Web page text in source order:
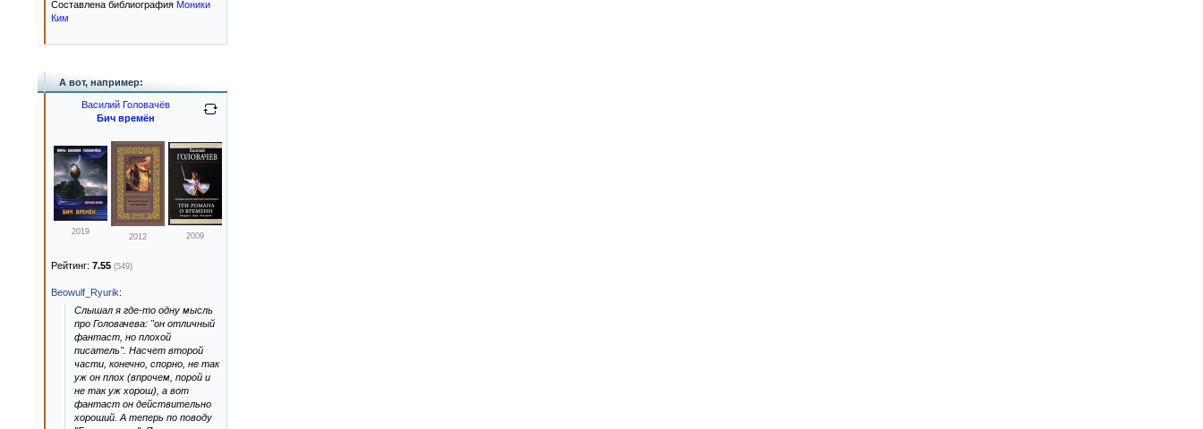
Составлена библиография Моники
Ким
А вот, например:
Василий Головачёв
Бич времён
2019
2012 2009
Рейтинг: 7.55 (549)
Beowulf_Ryurik:
Слышал я где-то одну мысль
про Головачева: "он отличный
фантаст, но плохой
писатель". Насчет второй
части, конечно, спорно, не так
уж он плох (впрочем, порой и
не так уж хорош), а вот
фантаст он действительно
хороший. А теперь по поводу